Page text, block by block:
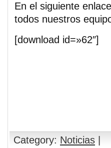
En el siguiente
todos nuestros
[download id=»62″]
Category: Noticias